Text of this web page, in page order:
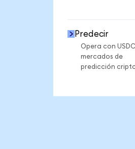
Predecir
Opera con
mercados de
predicción